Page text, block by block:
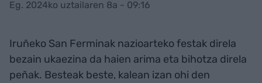
Eg. 2024ko uztailaren 8a - 09:16
Iruñeko San Ferminak nazioarteko festak direla
bezain ukaezina da haien arima eta bihotza direla
peñak. Besteak beste, kalean izan ohi den